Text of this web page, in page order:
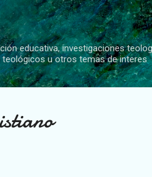
principal
educativa, investigaciones
u otros temas de interes